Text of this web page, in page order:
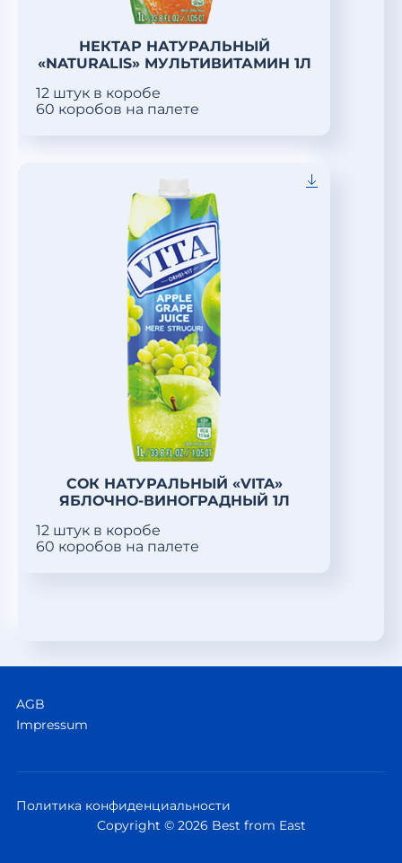
НЕКТАР НАТУРАЛЬНЫЙ
«NATURALIS» МУЛЬТИВИТАМИН 1Л
12 штук в коробе
60 коробов на палете
СОК НАТУРАЛЬНЫЙ «VITA»
ЯБЛОЧНО-ВИНОГРАДНЫЙ 1Л
12 штук в коробе
60 коробов на палете
AGB
Impressum
Политика конфиденциальности
Copyright © 2026 Best from East